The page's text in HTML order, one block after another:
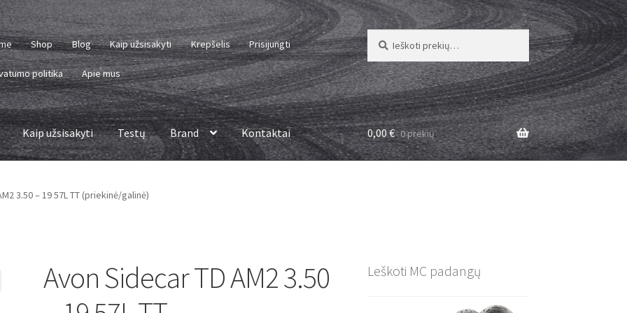
Shop Blog Kaip užsisakyti Krepšelis Prisijungti
politika Apie mus
Ieškoti:
Ieškoti
Kaip užsisakyti Testų Brand Kontaktai 0,00€ 0 prekių
3.50 – 19 57L TT (priekinė/galinė)
Avon Sidecar TD AM2 3.50
Leškoti MC padangų